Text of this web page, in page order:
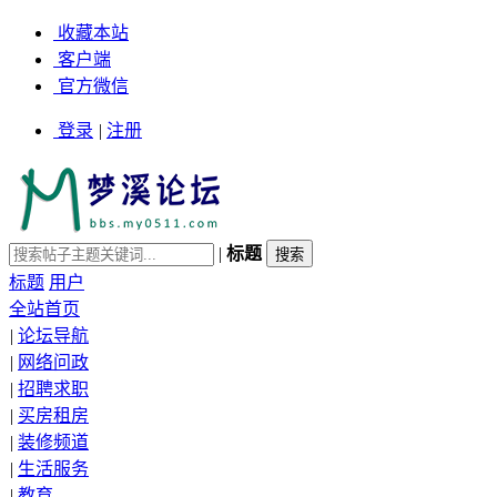
收藏本站
客户端
官方微信
登录 | 注册
| 标题
标题 用户
全站首页
| 论坛导航
| 网络问政
| 招聘求职
| 买房租房
| 装修频道
| 生活服务